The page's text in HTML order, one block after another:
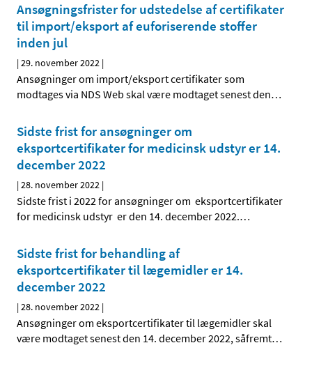
Ansøgningsfrister for udstedelse af certifikater
til import/eksport af euforiserende stoffer
inden jul
|29. november 2022 |
Ansøgninger om import/eksport certifikater som
modtages via NDS Web skal være modtaget senest den…
Sidste frist for ansøgninger om
eksportcertifikater for medicinsk udstyr er 14.
december 2022
|28. november 2022 |
Sidste frist i 2022 for ansøgninger om eksportcertifikater
for medicinsk udstyr er den 14. december 2022.…
Sidste frist for behandling af
eksportcertifikater til lægemidler er 14.
december 2022
|28. november 2022 |
Ansøgninger om eksportcertifikater til lægemidler skal
være modtaget senest den 14. december 2022, såfremt…